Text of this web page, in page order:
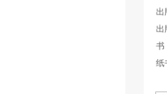
出
出
纸